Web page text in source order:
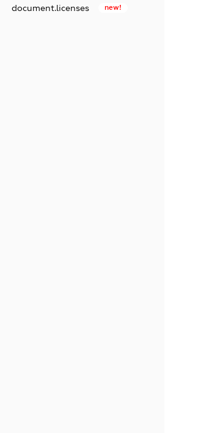
document.licenses new!